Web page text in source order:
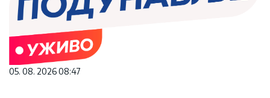
05. 08. 2026 08:47